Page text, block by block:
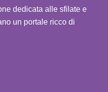
dedicata alle sfilate e
un portale ricco di